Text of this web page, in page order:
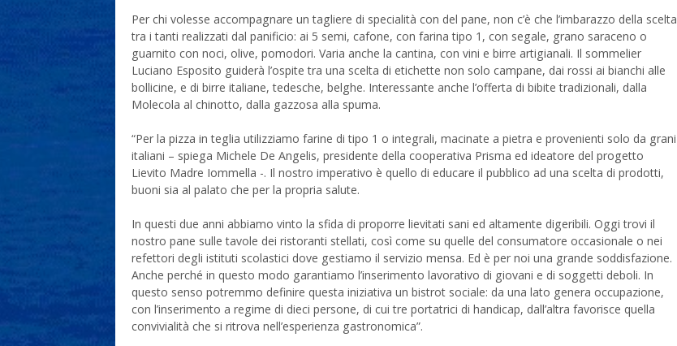
Per chi volesse accompagnare un tagliere di specialità con del pane, non c’è che l’imbarazzo della scelta
tra i tanti realizzati dal panificio: ai 5 semi, cafone, con farina tipo 1, con segale, grano saraceno o
guarnito con noci, olive, pomodori. Varia anche la cantina, con vini e birre artigianali. Il sommelier
Luciano Esposito guiderà l’ospite tra una scelta di etichette non solo campane, dai rossi ai bianchi alle
bollicine, e di birre italiane, tedesche, belghe. Interessante anche l’offerta di bibite tradizionali, dalla
Molecola al chinotto, dalla gazzosa alla spuma.
“Per la pizza in teglia utilizziamo farine di tipo 1 o integrali, macinate a pietra e provenienti solo da grani
italiani – spiega Michele De Angelis, presidente della cooperativa Prisma ed ideatore del progetto
Lievito Madre Iommella -. Il nostro imperativo è quello di educare il pubblico ad una scelta di prodotti,
buoni sia al palato che per la propria salute.
In questi due anni abbiamo vinto la sfida di proporre lievitati sani ed altamente digeribili. Oggi trovi il
nostro pane sulle tavole dei ristoranti stellati, così come su quelle del consumatore occasionale o nei
refettori degli istituti scolastici dove gestiamo il servizio mensa. Ed è per noi una grande soddisfazione.
Anche perché in questo modo garantiamo l’inserimento lavorativo di giovani e di soggetti deboli. In
questo senso potremmo definire questa iniziativa un bistrot sociale: da una lato genera occupazione,
con l’inserimento a regime di dieci persone, di cui tre portatrici di handicap, dall’altra favorisce quella
convivialità che si ritrova nell’esperienza gastronomica”.